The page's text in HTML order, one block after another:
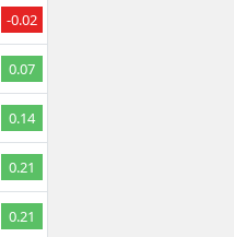
-0.02
0.07
0.14
0.21
0.21